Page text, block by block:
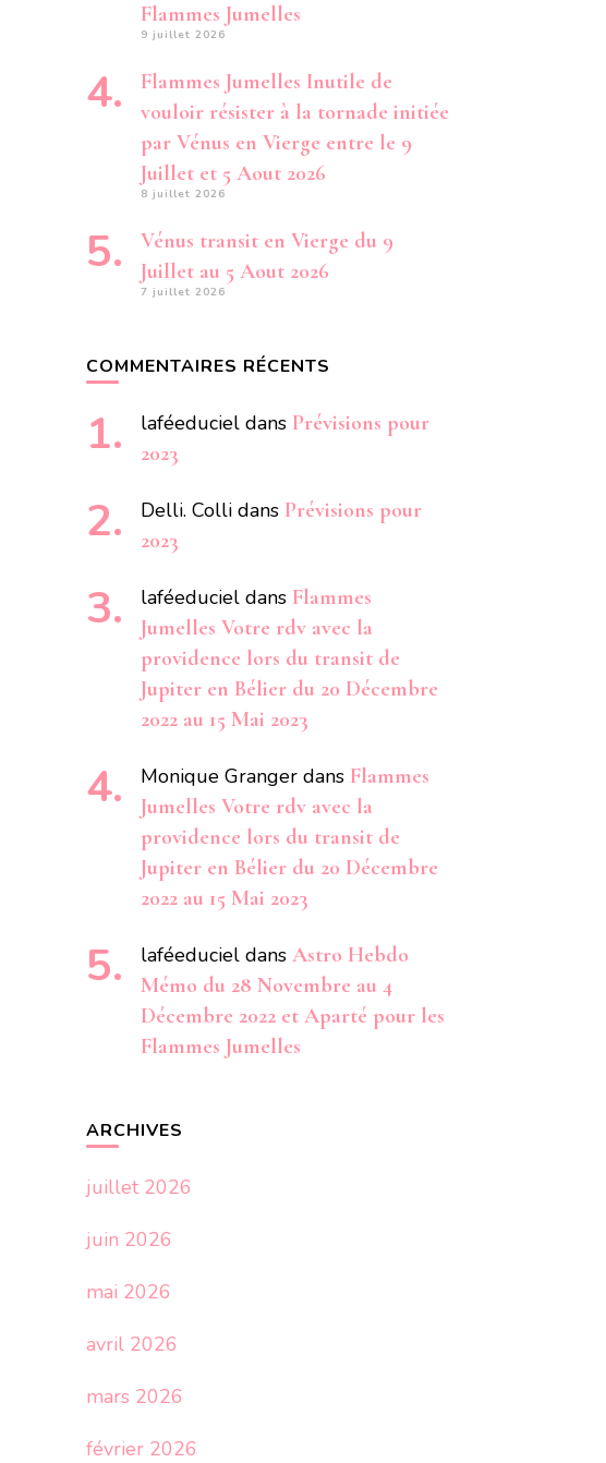
Flammes Jumelles
9 juillet 2026
Flammes Jumelles Inutile de
vouloir résister à la tornade initiée
par Vénus en Vierge entre le 9
Juillet et 5 Aout 2026
8 juillet 2026
Vénus transit en Vierge du 9
Juillet au 5 Aout 2026
7 juillet 2026
COMMENTAIRES RÉCENTS
laféeduciel dans Prévisions pour
2023
Delli. Colli dans Prévisions pour
2023
laféeduciel dans Flammes
Jumelles Votre rdv avec la
providence lors du transit de
Jupiter en Bélier du 20 Décembre
2022 au 15 Mai 2023
Monique Granger dans Flammes
Jumelles Votre rdv avec la
providence lors du transit de
Jupiter en Bélier du 20 Décembre
2022 au 15 Mai 2023
laféeduciel dans Astro Hebdo
Mémo du 28 Novembre au 4
Décembre 2022 et Aparté pour les
Flammes Jumelles
ARCHIVES
juillet 2026
juin 2026
mai 2026
avril 2026
mars 2026
février 2026